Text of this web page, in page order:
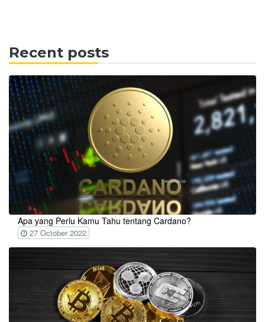
Recent posts
Apa yang Perlu Kamu Tahu tentang Cardano?
27 October 2022